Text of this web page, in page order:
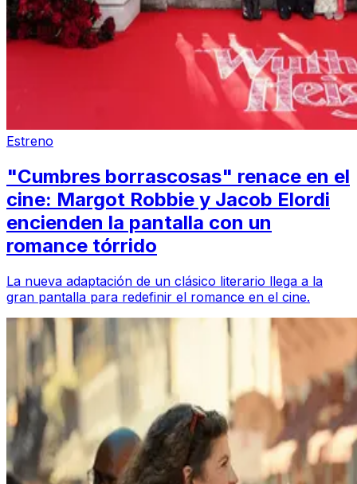
Estreno
"Cumbres borrascosas" renace en el
cine: Margot Robbie y Jacob Elordi
encienden la pantalla con un
romance tórrido
La nueva adaptación de un clásico literario llega a la
gran pantalla para redefinir el romance en el cine.